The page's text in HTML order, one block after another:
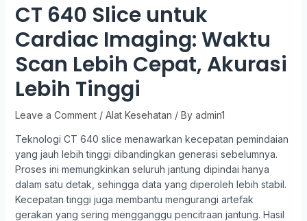
CT 640 Slice untuk
Cardiac Imaging: Waktu
Scan Lebih Cepat, Akurasi
Lebih Tinggi
Leave a Comment / Alat Kesehatan / By admin1
Teknologi CT 640 slice menawarkan kecepatan pemindaian
yang jauh lebih tinggi dibandingkan generasi sebelumnya.
Proses ini memungkinkan seluruh jantung dipindai hanya
dalam satu detak, sehingga data yang diperoleh lebih stabil.
Kecepatan tinggi juga membantu mengurangi artefak
gerakan yang sering mengganggu pencitraan jantung. Hasil